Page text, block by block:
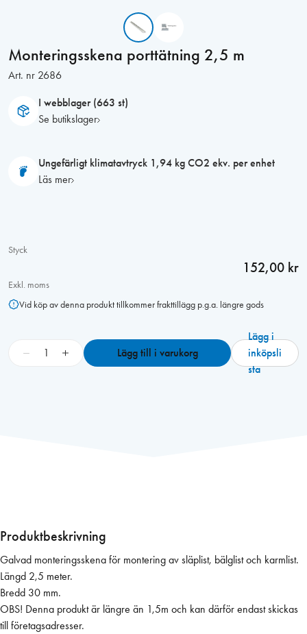
Monteringsskena porttätning 2,5 m
Art. nr 2686
I webblager (663 st)
Se butikslager
Ungefärligt klimatavtryck 1,94 kg CO2 ekv. per enhet
Läs mer
Styck
152,00 kr
Exkl. moms
Vid köp av denna produkt tillkommer frakttillägg p.g.a. längre gods
e
n
a
p
o
r
+ Lägg till i varukorg
Lägg i
inköpsli
sta
Produktbeskrivning
Galvad monteringsskena för montering av släplist, bälglist och karmlist.
Längd 2,5 meter.
Bredd 30 mm.
OBS! Denna produkt är längre än 1,5m och kan därför endast skickas
till företagsadresser.